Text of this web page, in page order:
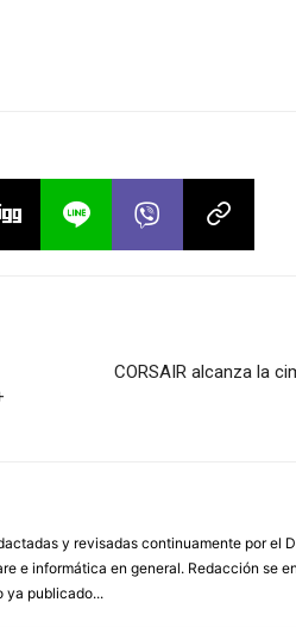
CORSAIR alcanza la
y revisadas continuamente por el
e informática en general. Redacción se
ya publicado...